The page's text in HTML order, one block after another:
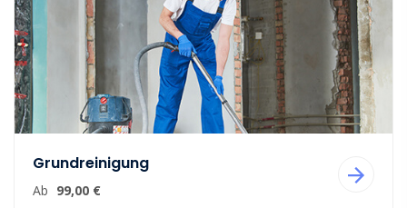
Grundreinigung
Ab 99,00 €